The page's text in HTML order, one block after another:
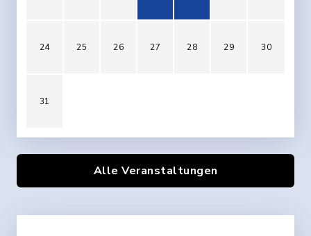
24 25 26 27 28 29 30
31
Alle Veranstaltungen